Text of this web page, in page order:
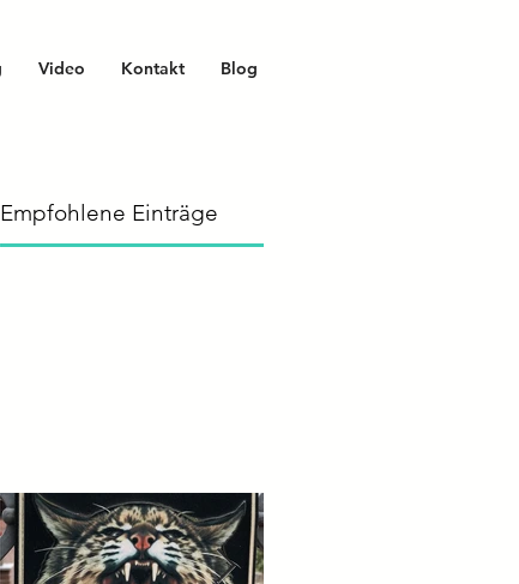
Video Kontakt
Blog
Empfohlene Einträge